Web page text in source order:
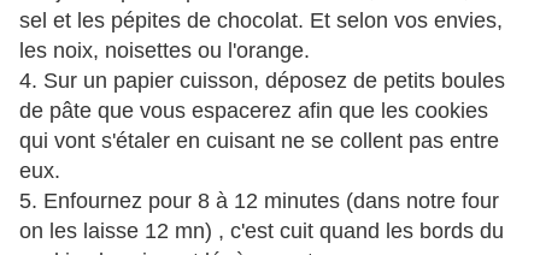
sel et les pépites de chocolat. Et selon vos envies,
les noix, noisettes ou l'orange.
4. Sur un papier cuisson, déposez de petits boules
de pâte que vous espacerez afin que les cookies
qui vont s'étaler en cuisant ne se collent pas entre
eux.
​​​​​​​5. Enfournez pour 8 à 12 minutes (dans notre four
on les laisse 12 mn) , c'est cuit quand les bords du